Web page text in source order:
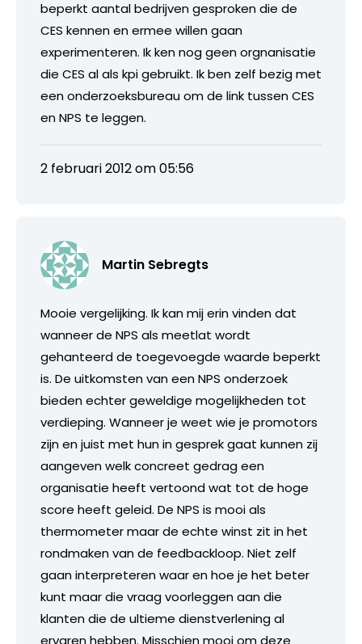
beperkt aantal bedrijven gesproken die de
CES kennen en ermee willen gaan
experimenteren. Ik ken nog geen orgnanisatie
die CES al als kpi gebruikt. Ik ben zelf bezig met
een onderzoeksbureau om de link tussen CES
en NPS te leggen.
2 februari 2012 om 05:56
Martin Sebregts
Mooie vergelijking. Ik kan mij erin vinden dat
wanneer de NPS als meetlat wordt
gehanteerd de toegevoegde waarde beperkt
is. De uitkomsten van een NPS onderzoek
bieden echter geweldige mogelijkheden tot
verdieping. Wanneer je weet wie je promotors
zijn en juist met hun in gesprek gaat kunnen zij
aangeven welk concreet gedrag een
organisatie heeft vertoond wat tot de hoge
score heeft geleid. De NPS is mooi als
thermometer maar de echte winst zit in het
rondmaken van de feedbackloop. Niet zelf
gaan interpreteren waar en hoe je het beter
kunt maar die vraag voorleggen aan die
klanten die de ultieme dienstverlening al
ervaren hebben. Misschien mooi om deze